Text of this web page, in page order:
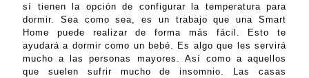
sí tienen la opción de configurar la temperatura para
dormir. Sea como sea, es un trabajo que una Smart
Home puede realizar de forma más fácil. Esto te
ayudará a dormir como un bebé. Es algo que les servirá
mucho a las personas mayores. Así como a aquellos
que suelen sufrir mucho de insomnio. Las casas